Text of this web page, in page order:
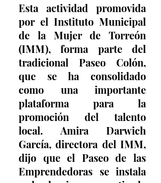
Esta actividad promovida
por el Instituto Municipal
de la Mujer de Torreón
(IMM), forma parte del
tradicional Paseo Colón,
que se ha consolidado
como una importante
plataforma para la
promoción del talento
local. Amira Darwich
García, directora del IMM,
dijo que el Paseo de las
Emprendedoras se instala